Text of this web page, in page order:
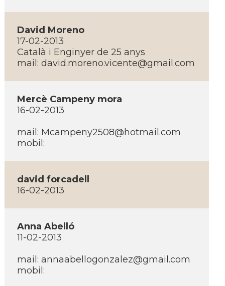
David Moreno
17-02-2013
Català i Enginyer de 25 anys
mail: david.moreno.vicente@gmail.com
Mercè Campeny mora
16-02-2013
mail: Mcampeny2508@hotmail.com
mobil:
david forcadell
16-02-2013
Anna Abelló
11-02-2013
mail: annaabellogonzalez@gmail.com
mobil: